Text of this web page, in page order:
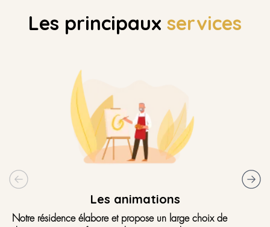
Les principaux services
Les animations
Notre résidence élabore et propose un large choix de